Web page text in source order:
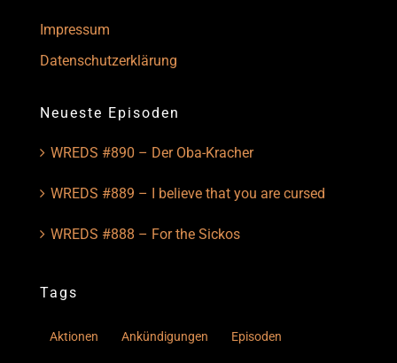
Impressum
Datenschutzerklärung
Neueste Episoden
WREDS #890 – Der Oba-Kracher
WREDS #889 – I believe that you are cursed
WREDS #888 – For the Sickos
Tags
Aktionen Ankündigungen Episoden